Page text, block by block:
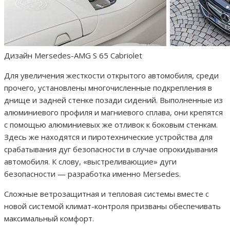
Дизайн Mersedes-AMG S 65 Cabriolet
Для увеличения жесткости открытого автомобиля, среди
прочего, установлены многочисленные подкрепления в
днище и задней стенке позади сидений. Выполненные из
алюминиевого профиля и магниевого сплава, они крепятся
с помощью алюминиевых же отливок к боковым стенкам.
Здесь же находятся и пиротехнические устройства для
срабатывания дуг безопасности в случае опрокидывания
автомобиля. К слову, «выстреливающие» дуги
безопасности — разработка именно Mersedes.
Сложные ветрозащитная и тепловая системы вместе с
новой системой климат-контроля призваны обеспечивать
максимальный комфорт.